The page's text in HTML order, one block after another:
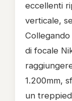
eccellenti
verticale,
di focale
1.200mm,
un